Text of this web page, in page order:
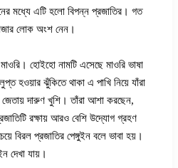
মধ্যে এটি হলো বিপন্ন প্রজাতির। গত
লোক অংশ নেন।
হোইহো নামটি এসেছে মাওরি ভাষা
হওয়ার ঝুঁকিতে থাকা এ পাখি নিয়ে যাঁরা
জেতায় দারুণ খুশি। তাঁরা আশা করছেন,
রক্ষায় আরও বেশি উদ্যোগ গ্রহণ
বিরল প্রজাতির পেঙ্গুইন বলে ভাবা হয়।
দেখা যায়।